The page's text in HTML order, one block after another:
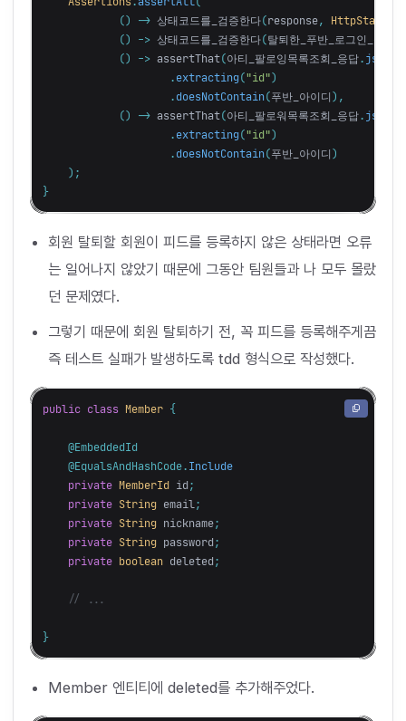
()
-> 상태코드를_검증한다(response, HttpStatus
()
-> 상태코드를_검증한다(탈퇴한_푸반_로그인_응답
()
-> assertThat(아티_팔로잉목록조회_응답.
. extracting("id")
. doesNotContain(푸반_아이디 ),
()
-> assertThat(아티_팔로워목록조회_응답.
. extracting("id")
. doesNotContain(푸반_아이디 )
);
}
회원 탈퇴할 회원이 피드를 등록하지 않은 상태라면 오류
는 일어나지 않았기 때문에 그동안 팀원들과 나 모두 몰랐
던 문제였다.
그렇기 때문에 회원 탈퇴하기 전, 꼭 피드를 등록해주게끔
즉 테스트 실패가 발생하도록 tdd 형식으로 작성했다.
public class Member {
@EmbeddedId
@EqualsAndHashCode. Include
private MemberId id ;
private String email ;
private String nickname;
private String password ;
private boolean deleted ;
// ...
}
Member 엔티티에 deleted를 추가해주었다.